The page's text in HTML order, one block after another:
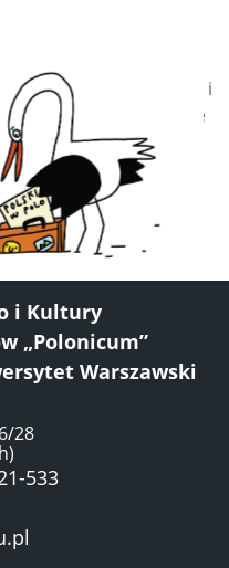
2019 r.
polskiego w
Języka Polskiego i
Polonicum. Zajmuje
w Chinach i
język chiński.
i Kultury
„Polonicum”
Warszawski
28
533